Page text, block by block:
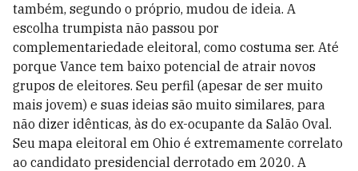
também, segundo o próprio, mudou de ideia. A
escolha trumpista não passou por
complementariedade eleitoral, como costuma ser. Até
porque Vance tem baixo potencial de atrair novos
grupos de eleitores. Seu perfil (apesar de ser muito
mais jovem) e suas ideias são muito similares, para
não dizer idênticas, às do ex-ocupante da Salão Oval.
Seu mapa eleitoral em Ohio é extremamente correlato
ao candidato presidencial derrotado em 2020. A